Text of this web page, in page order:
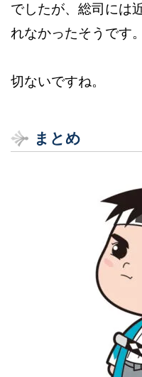
でしたが、総司には
れなかったそうです。
切ないですね。
まとめ